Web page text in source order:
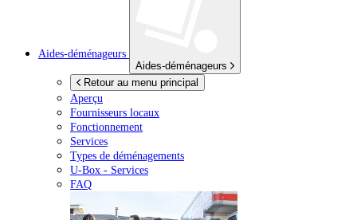
Aides-déménageurs
Aides-déménageurs
Retour au menu principal
Aperçu
Fournisseurs locaux
Fonctionnement
Services
Types de déménagements
U-Box - Services
FAQ